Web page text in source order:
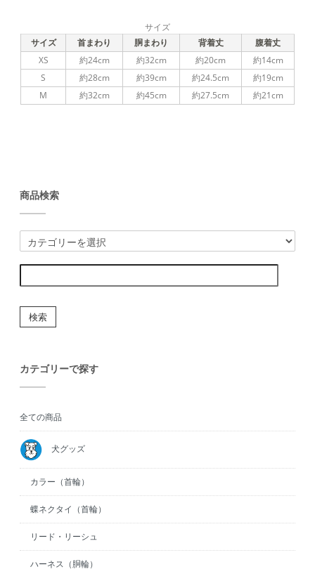
サイズ
サイズ
首まわり 胴まわり 背着丈
腹着丈
XS
約24cm 約32cm 約20cm
約14cm
S
約28cm 約39cm 約24.5cm
約19cm
M
約32cm 約45cm 約27.5cm 約21cm
商品検索
検索
カテゴリーで探す
全ての商品
犬グッズ
カラー（首輪）
蝶ネクタイ（首輪）
リード・リーシュ
ハーネス（胴輪）